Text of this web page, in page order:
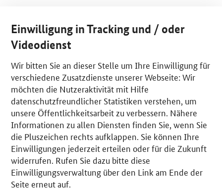
Einwilligung in Tracking und / oder
Videodienst
Wir bitten Sie an dieser Stelle um Ihre Einwilligung für
verschiedene Zusatzdienste unserer Webseite: Wir
möchten die Nutzeraktivität mit Hilfe
datenschutzfreundlicher Statistiken verstehen, um
unsere Öffentlichkeitsarbeit zu verbessern. Nähere
Informationen zu allen Diensten finden Sie, wenn Sie
die Pluszeichen rechts aufklappen. Sie können Ihre
Einwilligungen jederzeit erteilen oder für die Zukunft
widerrufen. Rufen Sie dazu bitte diese
Einwilligungsverwaltung über den Link am Ende der
Seite erneut auf.